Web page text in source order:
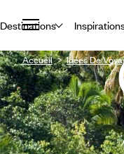
Destinations
Accueil Idées De